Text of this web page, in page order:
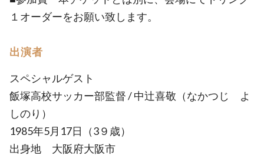
１オーダーをお願い致します。
出演者
スペシャルゲスト
飯塚高校サッカー部監督 / 中辻喜敬（なかつじ よ
しのり）
1985年5月17日（3９歳）
出身地 大阪府大阪市